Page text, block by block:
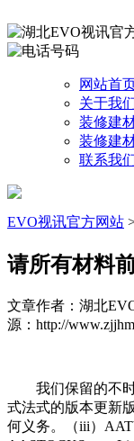
网站首
关于我
装修建
装修建
联系我
EVO视讯官方网站
请所有材料
文章作者：湖北
源：http://
我们保留的不时
式法式的版本更新
何义务。（iii）